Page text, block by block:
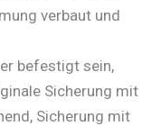
verbaut und
befestigt sein,
Sicherung mit
Sicherung mit